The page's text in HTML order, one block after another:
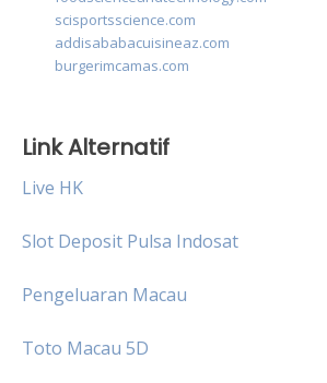
scisportsscience.com
addisababacuisineaz.com
burgerimcamas.com
Link Alternatif
Live HK
Slot Deposit Pulsa Indosat
Pengeluaran Macau
Toto Macau 5D